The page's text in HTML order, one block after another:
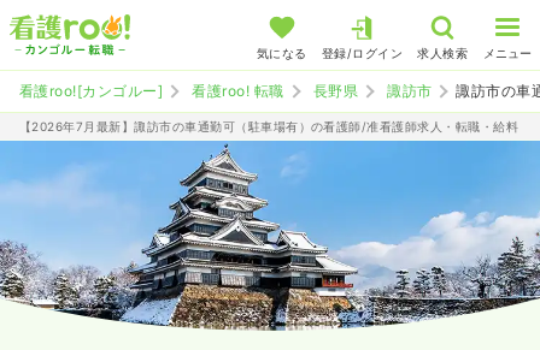
気になる 登録/ログイン 求人検索 メニュー
看護roo![カンゴルー] 看護roo! 転職 長野県 諏訪市 諏訪市の車
【2026年7月最新】諏訪市の車通勤可（駐車場有）の看護師/准看護師求人・転職・給料